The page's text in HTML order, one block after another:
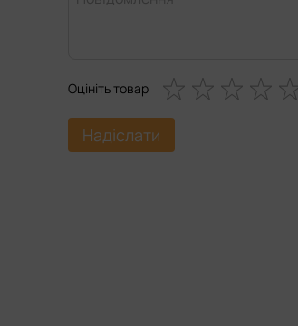
Оцініть товар
Надіслати